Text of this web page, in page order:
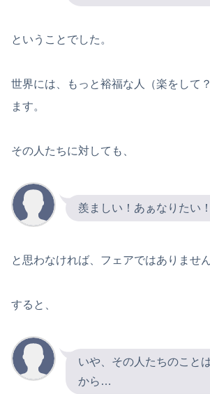
ということでした。
世界には、もっと裕福な人（楽をして
ます。
その人たちに対しても、
羨ましい！あぁなりたい！
と思わなければ、フェアではありません
すると、
いや、その人たちのこと
から…